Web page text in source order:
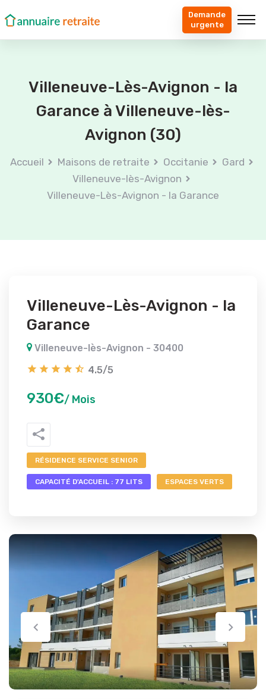
Demande
urgente
Villeneuve-Lès-Avignon - la
Garance à Villeneuve-lès-
Avignon (30)
Accueil Maisons de retraite Occitanie
Gard
Villeneuve-lès-Avignon
Villeneuve-Lès-Avignon - la Garance
Villeneuve-Lès-Avignon - la
Garance
Villeneuve-lès-Avignon - 30400
4.5/5
930€/ Mois
RÉSIDENCE SERVICE SENIOR
CAPACITÉ D'ACCUEIL : 77 LITS ESPACES VERTS